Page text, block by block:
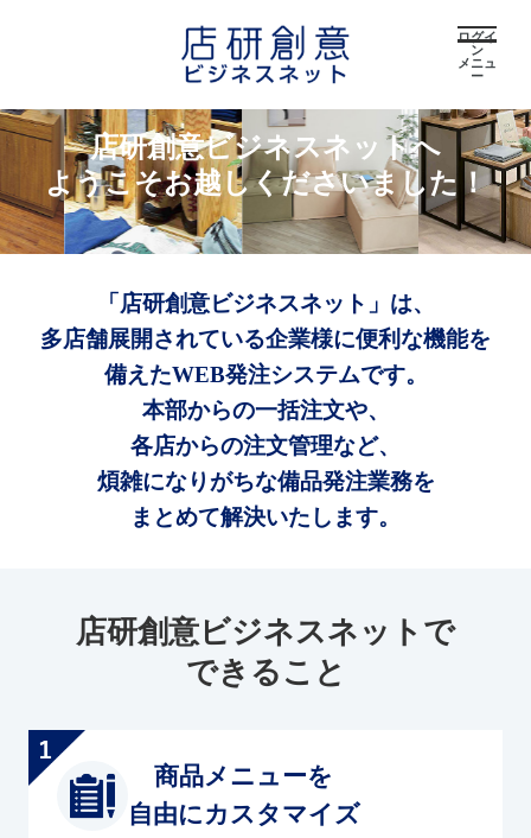
ログイ
ン
メニュ
ー
店研創意ビジネスネットへ
ようこそお越しくださいました！
「店研創意ビジネスネット」は、
多店舗展開されている企業様に便利な機能を
備えたWEB発注システムです。
本部からの一括注文や、
各店からの注文管理など、
煩雑になりがちな備品発注業務を
まとめて解決いたします。
店研創意ビジネスネットで
できること
商品メニューを
自由にカスタマイズ